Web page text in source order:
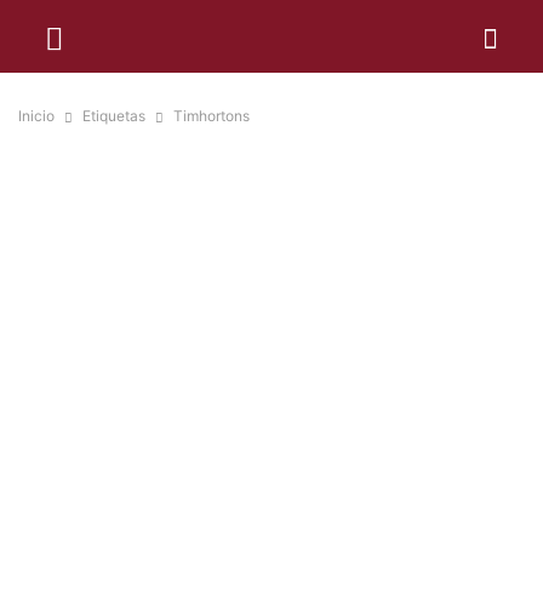
Inicio Etiquetas Timhortons